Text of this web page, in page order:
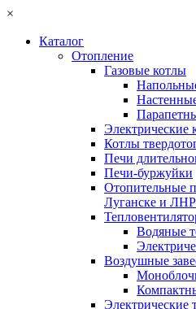
×
Каталог
Отопление
Газовые котлы
Электрические
Котлы
Печи
Печи-буржуйки
Отопительные
Луганске и ЛНР
Водяные
Воздушные
Электрические